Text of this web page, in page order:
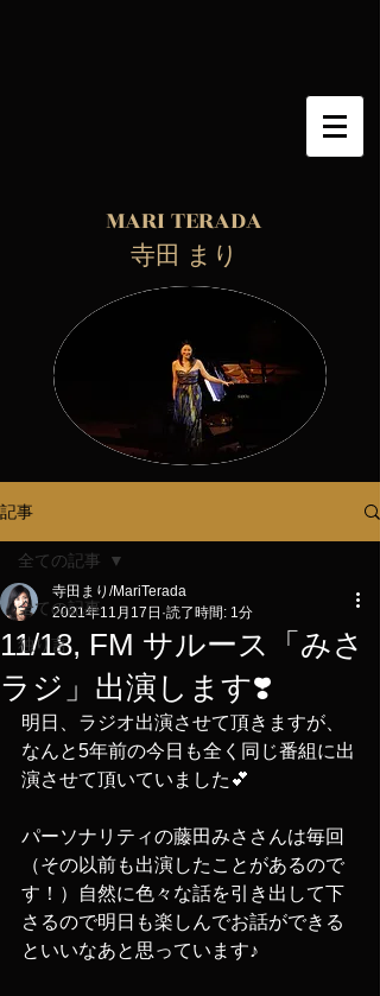
MARI TERADA
​ 寺田 まり
記事
全ての記事
独り言
全ての記事
11/18, FM サルース「みさ
ラジ」出演します❣️
寺田まり/MariTerada
2021年11月17日 読了時間: 1分
明日、ラジオ出演させて頂きますが、
なんと5年前の今日も全く同じ番組に出
演させて頂いていました💕
パーソナリティの藤田みささんは毎回
（その以前も出演したことがあるので
す！）自然に色々な話を引き出して下
さるので明日も楽しんでお話ができる
といいなあと思っています♪